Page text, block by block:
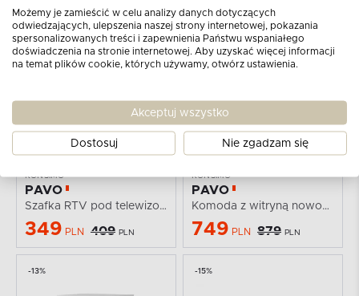
349 PLN 409 PLN 79,00 PLN
-15%
KONSIMO
PAVO
Szafka RTV pod telewizor dąb złoty 100cm
349 PLN 409 PLN
-15%
KONSIMO
PAVO
Komoda z witryną nowoczesna podświetlana dąb złoty
749 PLN 879 PLN
-13% -15%
Możemy je zamieścić w celu analizy danych dotyczących
odwiedzających, ulepszenia naszej strony internetowej, pokazania
spersonalizowanych treści i zapewnienia Państwu wspaniałego
doświadczenia na stronie internetowej. Aby uzyskać więcej informacji
na temat plików cookie, których używamy, otwórz ustawienia.
Akceptuj wszystko
Dostosuj Nie zgadzam się